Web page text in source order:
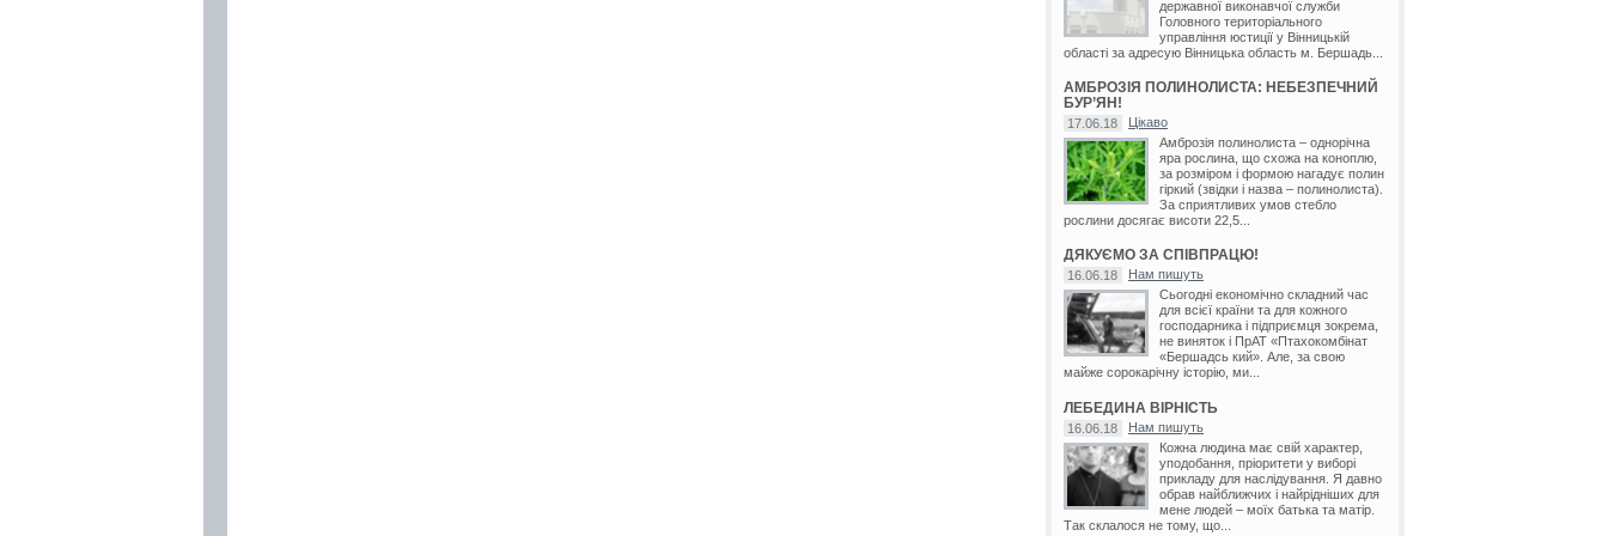
державної виконавчої служби
Головного територіального
управління юстиції у Вінницькій
області за адресую Вінницька область м. Бершадь...
АМБРОЗІЯ ПОЛИНОЛИСТА: НЕБЕЗПЕЧНИЙ
БУР’ЯН!
17.06.18
Цікаво
Амброзія полинолиста – однорічна
яра рослина, що схожа на коноплю,
за розміром і формою нагадує полин
гіркий (звідки і назва – полинолиста).
За сприятливих умов стебло
рослини досягає висоти 22,5...
ДЯКУЄМО ЗА СПІВПРАЦЮ!
16.06.18
Нам пишуть
Сьогодні економічно складний час
для всієї країни та для кожного
господарника і підприємця зокрема,
не виняток і ПрАТ «Птахокомбінат
«Бершадсь кий». Але, за свою
майже сорокарічну історію, ми...
ЛЕБЕДИНА ВІРНІСТЬ
16.06.18
Нам пишуть
Кожна людина має свій характер,
уподобання, пріоритети у виборі
прикладу для наслідування. Я давно
обрав найближчих і найрідніших для
мене людей – моїх батька та матір.
Так склалося не тому, що...